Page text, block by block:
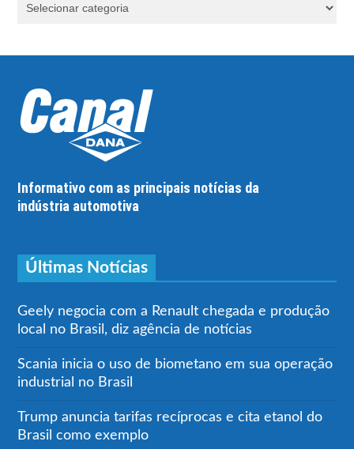
Informativo com as principais notícias da
indústria automotiva
Últimas Notícias
Geely negocia com a Renault chegada e produção
local no Brasil, diz agência de notícias
Scania inicia o uso de biometano em sua operação
industrial no Brasil
Trump anuncia tarifas recíprocas e cita etanol do
Brasil como exemplo